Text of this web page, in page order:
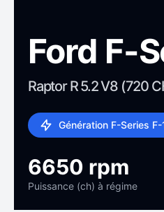
Ford F-
Raptor R 5.2 V8 (720
Génération F-Series
6650 rpm
Puissance (ch) à régime